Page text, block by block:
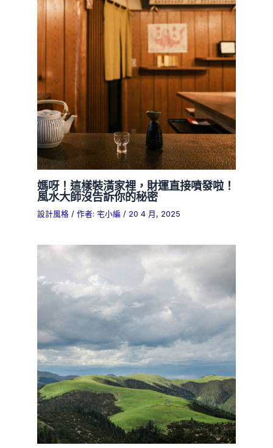
媽呀！這樣裝潢家裡，財運直接噴發啦！
風水大師沒告訴你的秘密
設計風格 / 作者: 宅小編 / 20 4 月, 2025